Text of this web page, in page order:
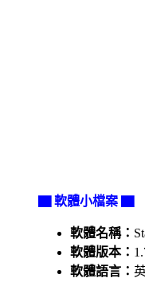
▇ 軟體小檔案 ▇
軟體名稱：
軟體版本：
軟體語言：